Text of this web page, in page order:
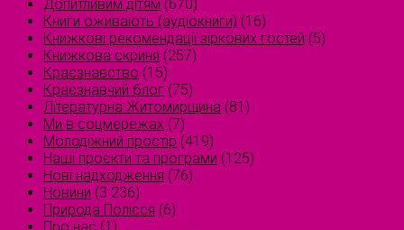
Допитливим дітям (670)
Книги оживають (аудіокниги) (16)
Книжкові рекомендації зіркових гостей (5)
Книжкова скриня (257)
Краєзнавство (15)
Краєзнавчий блог (75)
Літературна Житомирщина (81)
Ми в соцмережах (7)
Молодіжний простір (419)
Наші проєкти та програми (125)
Нові надходження (76)
Новини (3 236)
Природа Полісся (6)
Про нас (1)